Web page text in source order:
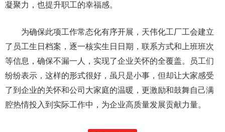
凝聚力，也提升职工的幸福感。
为确保此项工作常态化有序开展，天伟化工厂工会建立
了员工生日档案，逐一核实生日日期，联系方式和上班班次
等信息，确保不漏一人，实现了企业关怀的全覆盖。员工们
纷纷表示，这样的形式很好，虽只是小事，但却让大家感受
了到企业的关怀和公司大家庭的温暖，更激励和鼓舞自己满
腔热情投入到实际工作中，为企业高质量发展贡献力量。